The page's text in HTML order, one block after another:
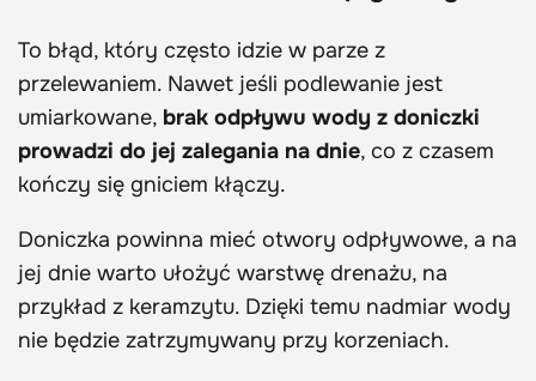
To błąd, który często idzie w parze z
przelewaniem. Nawet jeśli podlewanie jest
umiarkowane, brak odpływu wody z doniczki
prowadzi do jej zalegania na dnie, co z czasem
kończy się gniciem kłączy.
Doniczka powinna mieć otwory odpływowe, a na
jej dnie warto ułożyć warstwę drenażu, na
przykład z keramzytu. Dzięki temu nadmiar wody
nie będzie zatrzymywany przy korzeniach.